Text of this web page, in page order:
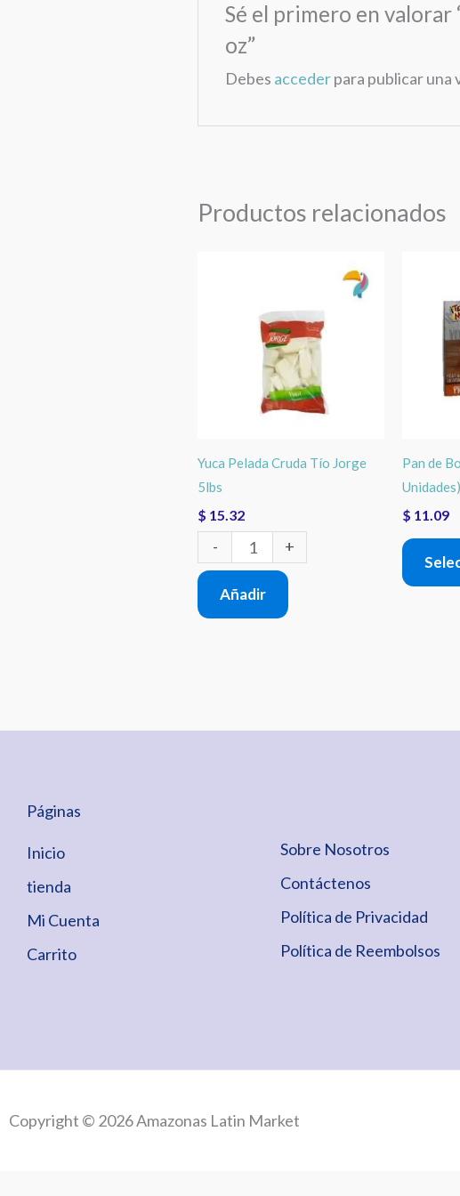
Sé el primero en valorar
oz”
Debes accederpara publicar una
Productos relacionados
Yuca Pelada Cruda Tío Jorge
5lbs
$ 15.32
- +
Añadir
Pan de
Unidades)
$ 11.09
Páginas
Inicio
tienda
Mi Cuenta
Carrito
Sobre Nosotros
Contáctenos
Política de Privacidad
Política de Reembolsos
Copyright © 2026 Amazonas Latin Market